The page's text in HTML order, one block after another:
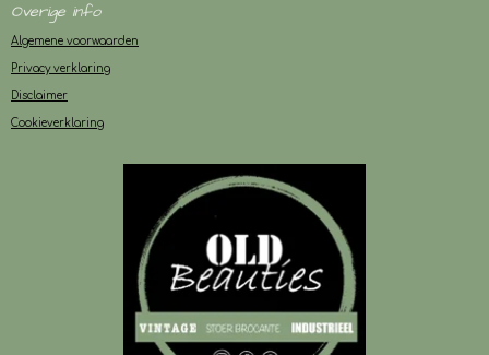
Overige info
Algemene voorwaarden
Privacy verklaring
Disclaimer
Cookieverklaring